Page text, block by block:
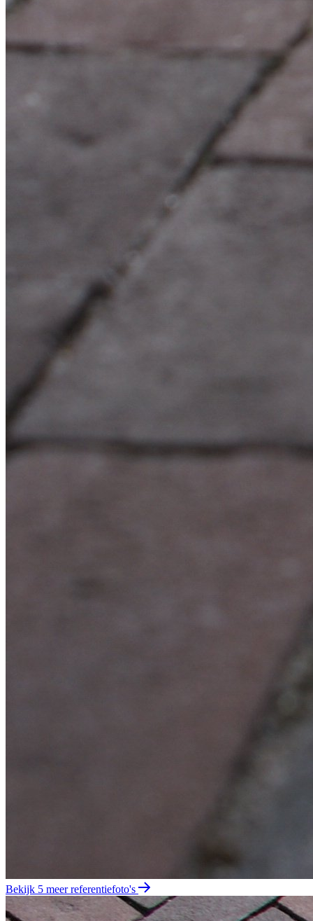
Bekijk 5 meer referentiefoto's